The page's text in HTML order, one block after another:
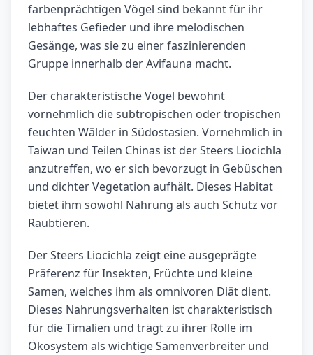
farbenprächtigen Vögel sind bekannt für ihr
lebhaftes Gefieder und ihre melodischen
Gesänge, was sie zu einer faszinierenden
Gruppe innerhalb der Avifauna macht.
Der charakteristische Vogel bewohnt
vornehmlich die subtropischen oder tropischen
feuchten Wälder in Südostasien. Vornehmlich in
Taiwan und Teilen Chinas ist der Steers Liocichla
anzutreffen, wo er sich bevorzugt in Gebüschen
und dichter Vegetation aufhält. Dieses Habitat
bietet ihm sowohl Nahrung als auch Schutz vor
Raubtieren.
Der Steers Liocichla zeigt eine ausgeprägte
Präferenz für Insekten, Früchte und kleine
Samen, welches ihm als omnivoren Diät dient.
Dieses Nahrungsverhalten ist charakteristisch
für die Timalien und trägt zu ihrer Rolle im
Ökosystem als wichtige Samenverbreiter und